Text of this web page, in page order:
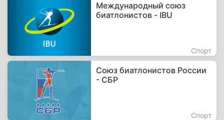
Международный союз
биатлонистов - IBU
Спорт
Союз биатлонистов России
- СБР
Спорт